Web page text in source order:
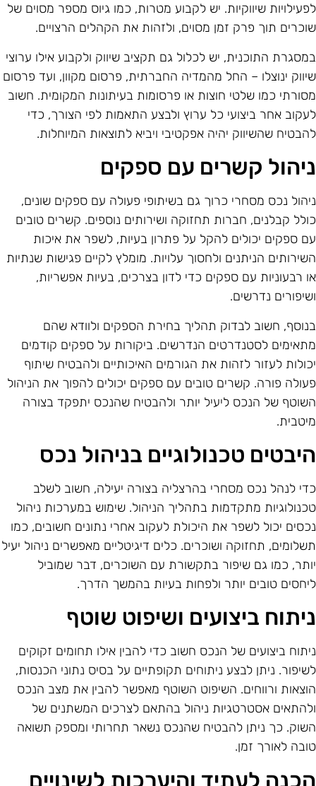
שיווקיות. יש לקבוע מטרות, כמו גיוס מספר מסוים של
תוך פרק זמן מסוים, ולזהות את הקהלים הרצויים.
התוכנית, יש לכלול גם תקציב שיווק ולקבוע אילו ערוצי
ינוצלו – החל מהמדיה החברתית, פרסום מקוון, ועד פרסום
כמו שלטי חוצות או פרסומות בעיתונות המקומית. חשוב
אחר ביצועי כל ערוץ ולבצע התאמות לפי הצורך, כדי
שהשיווק יהיה אפקטיבי ויביא לתוצאות המיוחלות.
קשרים עם ספקים
נכס מסחרי כרוך גם בשיתופי פעולה עם ספקים שונים,
קבלנים, חברות תחזוקה ושירותים נוספים. קשרים טובים
ספקים יכולים להקל על פתרון בעיות, לשפר את איכות
הניתנים ולחסוך עלויות. מומלץ לקיים פגישות שנתיות
רבעוניות עם ספקים כדי לדון בצרכים, בעיות אפשריות,
נדרשים.
חשוב לבדוק תהליך בחירת הספקים ולוודא שהם
לסטנדרטים הנדרשים. ביקורות על ספקים קודמים
לעזור לזהות את הגורמים האיכותיים ולהבטיח שיתוף
פורה. קשרים טובים עם ספקים יכולים להפוך את הניהול
של הנכס ליעיל יותר ולהבטיח שהנכס יתפקד בצורה
טכנולוגיים בניהול נכס
לנהל נכס מסחרי בהרצליה בצורה יעילה, חשוב לשלב
מתקדמות בתהליך הניהול. שימוש במערכות ניהול
יכול לשפר את היכולת לעקוב אחרי נתונים חשובים, כמו
תחזוקה ושוכרים. כלים דיגיטליים מאפשרים ניהול יעיל
כמו גם שיפור בתקשורת עם השוכרים, דבר שמוביל
טובים יותר ולפחות בעיות בהמשך הדרך.
ביצועים ושיפוט שוטף
ביצועים של הנכס חשוב כדי להבין אילו תחומים זקוקים
ניתן לבצע ניתוחים תקופתיים על בסיס נתוני הכנסות,
ורווחים. השיפוט השוטף מאפשר להבין את מצב הנכס
אסטרטגיות ניהול בהתאם לצרכים המשתנים של
כך ניתן להבטיח שהנכס נשאר תחרותי ומספק תשואה
לאורך זמן.
לעתיד והיערכות לשינויים